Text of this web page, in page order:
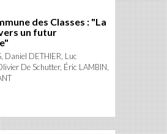
des Classes : "La
un futur
Daniel DETHIER, Luc
De Schutter, Éric LAMBIN,